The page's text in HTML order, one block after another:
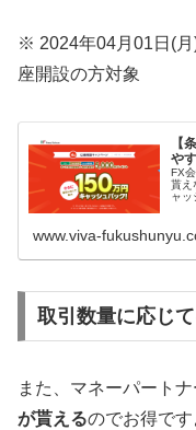
※ 2024年04月01日(
座開設の方対象
【
や
FX
貰え
ャッ
www.viva-
取引数量に応じ
また、マネーパートナ
が貰えるのでお得です